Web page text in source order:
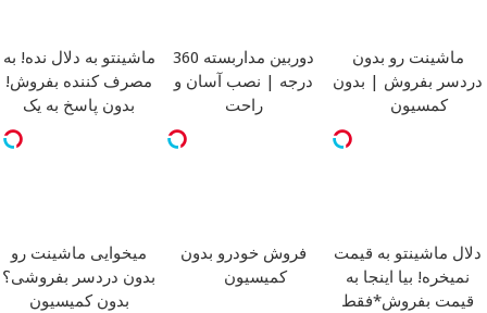
ماشینت رو بدون
دردسر بفروش | بدون
کمسیون
دوربین مداربسته 360
درجه | نصب آسان و
راحت
ماشینتو به دلال نده! به
مصرف کننده بفروش!
بدون پاسخ به یک
دلال ماشینتو به قیمت
نمیخره! بیا اینجا به
قیمت بفروش*فقط
فروش خودرو بدون
کمیسیون
میخوایی ماشینت رو
بدون دردسر بفروشی؟
بدون کمیسیون